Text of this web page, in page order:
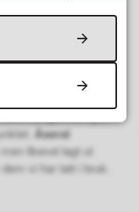
tilgang til
verksemd. Dette
gjer merksam på at
Åseral
men likevel lagt ut
vi har tatt i bruk.